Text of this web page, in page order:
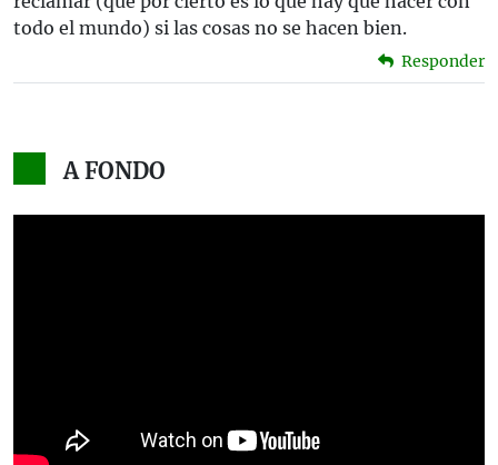
todo el mundo) si las cosas no se hacen bien.
Responder
A FONDO